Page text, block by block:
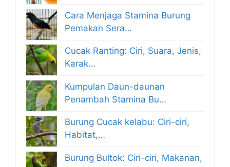
Cara Menjaga Stamina Burung
Pemakan Sera…
Cucak Ranting: Ciri, Suara, Jenis,
Karak…
Kumpulan Daun-daunan
Penambah Stamina Bu…
Burung Cucak kelabu: Ciri-ciri,
Habitat,…
Burung Bultok: Ciri-ciri, Makanan,